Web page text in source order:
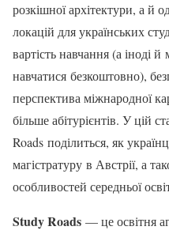
розкішної архітектури, а й
локацій для українських
вартість навчання (а іноді
навчатися безкоштовно),
перспектива міжнародної
більше абітурієнтів. У цій
Roads поділиться, як
магістратуру в Австрії, а
особливостей середньої
Study Roads — це освітня